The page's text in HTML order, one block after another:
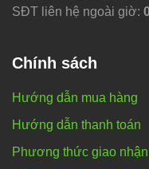
SĐT liên hệ ngoài giờ:
Chính sách
Hướng dẫn mua hàng
Hướng dẫn thanh toán
Phương thức giao nhận